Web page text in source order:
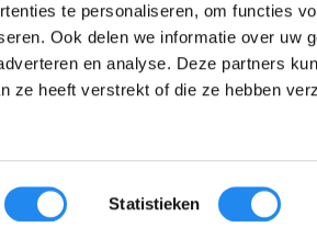
te personaliseren, om functies
Ook delen we informatie over uw
en analyse. Deze partners
ze heeft verstrekt of die ze hebben
Statistieken
© 2013 - 2026 betervoorbereid.nl